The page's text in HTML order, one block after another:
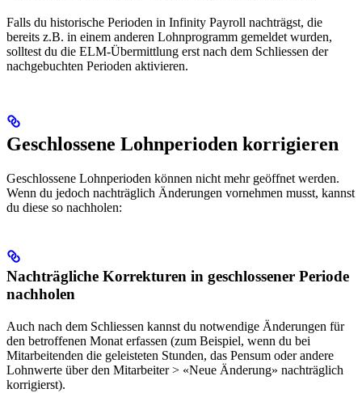
Falls du historische Perioden in Infinity Payroll nachträgst, die
bereits z.B. in einem anderen Lohnprogramm gemeldet wurden,
solltest du die ELM-Übermittlung erst nach dem Schliessen der
nachgebuchten Perioden aktivieren.
Geschlossene Lohnperioden korrigieren
Geschlossene Lohnperioden können nicht mehr geöffnet werden.
Wenn du jedoch nachträglich Änderungen vornehmen musst, kannst
du diese so nachholen:
Nachträgliche Korrekturen in geschlossener Periode
nachholen
Auch nach dem Schliessen kannst du notwendige Änderungen für
den betroffenen Monat erfassen (zum Beispiel, wenn du bei
Mitarbeitenden die geleisteten Stunden, das Pensum oder andere
Lohnwerte über den Mitarbeiter > «Neue Änderung» nachträglich
korrigierst).